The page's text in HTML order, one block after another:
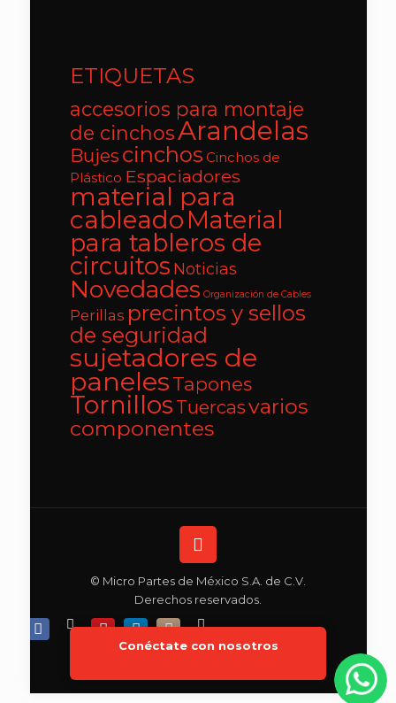
ETIQUETAS
accesorios para montaje
de cinchosArandelas
Bujes cinchos Cinchos de
Plástico Espaciadores
material para
cableadoMaterial
para tableros de
circuitos Noticias
Novedades Organización de Cables
Perillas precintos y sellos
de seguridad
sujetadores de
paneles Tapones
Tornillos Tuercasvarios
componentes
Conéctate con nosotros
© Micro Partes de México S.A. de C.V.
Derechos reservados.